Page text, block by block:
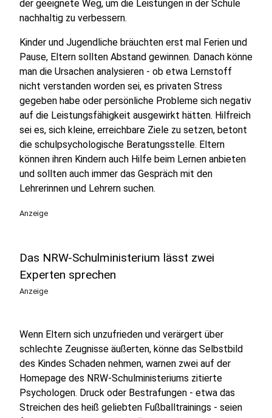
der geeignete Weg, um die Leistungen in der Schule
nachhaltig zu verbessern.
Kinder und Jugendliche bräuchten erst mal Ferien und
Pause, Eltern sollten Abstand gewinnen. Danach könne
man die Ursachen analysieren - ob etwa Lernstoff
nicht verstanden worden sei, es privaten Stress
gegeben habe oder persönliche Probleme sich negativ
auf die Leistungsfähigkeit ausgewirkt hätten. Hilfreich
sei es, sich kleine, erreichbare Ziele zu setzen, betont
die schulpsychologische Beratungsstelle. Eltern
können ihren Kindern auch Hilfe beim Lernen anbieten
und sollten auch immer das Gespräch mit den
Lehrerinnen und Lehrern suchen.
Anzeige
Das NRW-Schulministerium lässt zwei
Experten sprechen
Anzeige
Wenn Eltern sich unzufrieden und verärgert über
schlechte Zeugnisse äußerten, könne das Selbstbild
des Kindes Schaden nehmen, warnen zwei auf der
Homepage des NRW-Schulministeriums zitierte
Psychologen. Druck oder Bestrafungen - etwa das
Streichen des heiß geliebten Fußballtrainings - seien